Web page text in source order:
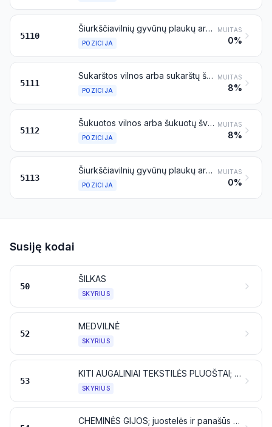
5110
Šiurkščiavilnių gyvūnų plaukų arba ašutų verpalai (įskaitant apvytinius ašutų verpalus), skirti arba neskirti mažmeninei prekybai
POZICIJA
MUITAS
0%
5111
Sukarštos vilnos arba sukarštų švelniavilnių gyvūnų plaukų audiniai
POZICIJA
MUITAS
8%
5112
Šukuotos vilnos arba šukuotų švelniavilnių gyvūnų plaukų audiniai
POZICIJA
MUITAS
8%
5113
Šiurkščiavilnių gyvūnų plaukų arba ašutų audiniai
POZICIJA
MUITAS
0%
Susiję kodai
50
ŠILKAS
SKYRIUS
52
MEDVILNĖ
SKYRIUS
53
KITI AUGALINIAI TEKSTILĖS PLUOŠTAI; POPIERINIAI VERPALAI IR POPIERINIŲ VERPALŲ AUDINIAI
SKYRIUS
CHEMINĖS GIJOS; juostelės ir panašūs dirbiniai iš cheminių tekstilės medžiagų